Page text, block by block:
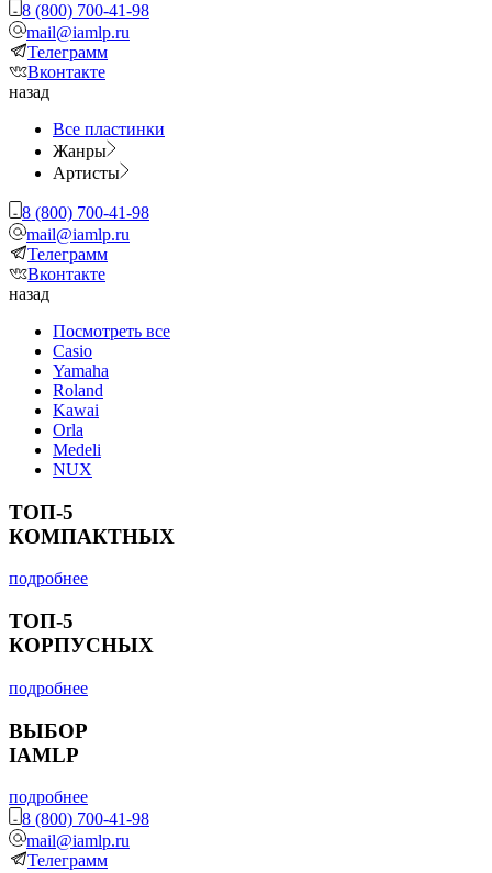
8 (800) 700-41-98
mail@iamlp.ru
Телеграмм
Вконтакте
назад
Все пластинки
Жанры
Артисты
8 (800) 700-41-98
mail@iamlp.ru
Телеграмм
Вконтакте
назад
Посмотреть все
Casio
Yamaha
Roland
Kawai
Orla
Medeli
NUX
ТОП-5
КОМПАКТНЫХ
подробнее
ТОП-5
КОРПУСНЫХ
подробнее
ВЫБОР
IAMLP
подробнее
8 (800) 700-41-98
mail@iamlp.ru
Телеграмм